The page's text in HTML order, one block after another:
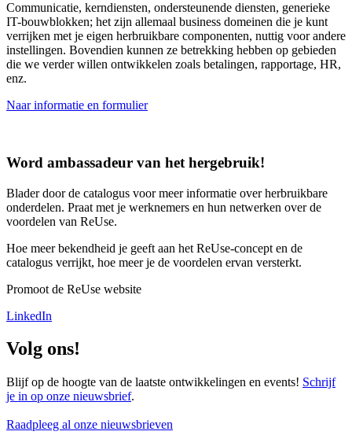
Communicatie, kerndiensten, ondersteunende diensten, generieke
IT-bouwblokken; het zijn allemaal business domeinen die je kunt
verrijken met je eigen herbruikbare componenten, nuttig voor andere
instellingen. Bovendien kunnen ze betrekking hebben op gebieden
die we verder willen ontwikkelen zoals betalingen, rapportage, HR,
enz.
Naar informatie en formulier
Word ambassadeur van het hergebruik!
Blader door de catalogus voor meer informatie over herbruikbare
onderdelen. Praat met je werknemers en hun netwerken over de
voordelen van ReUse.
Hoe meer bekendheid je geeft aan het ReUse-concept en de
catalogus verrijkt, hoe meer je de voordelen ervan versterkt.
Promoot de ReUse website
LinkedIn
Volg ons!
Blijf op de hoogte van de laatste ontwikkelingen en events! Schrijf
je in op onze nieuwsbrief.
Raadpleeg al onze nieuwsbrieven